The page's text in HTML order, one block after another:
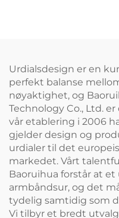
Urdialsdesign er en
perfekt balanse
nøyaktighet, og
Technology Co., Ltd.
vår etablering i 2006
gjelder design og
urdialer til det
markedet. Vårt
Baoruihua forstår at
armbåndsur, og det
tydelig samtidig som
Vi tilbyr et bredt utvalg